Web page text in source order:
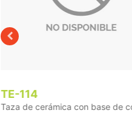
TE-114
Taza de cerámica con base de